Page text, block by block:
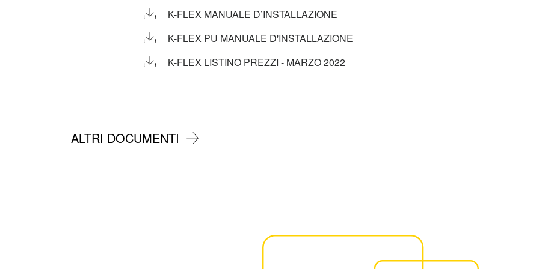
K-FLEX MANUALE D’INSTALLAZIONE
K-FLEX PU MANUALE D'INSTALLAZIONE
K-FLEX LISTINO PREZZI - MARZO 2022
ALTRI DOCUMENTI